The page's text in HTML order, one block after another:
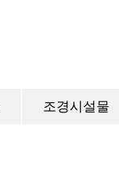
조경시설물